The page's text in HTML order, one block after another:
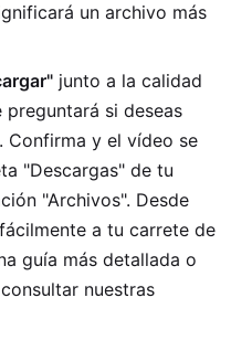
un archivo más
junto a la calidad
preguntará si deseas
Confirma y el vídeo se
"Descargas" de tu
"Archivos". Desde
a tu carrete de
guía más detallada o
nuestras